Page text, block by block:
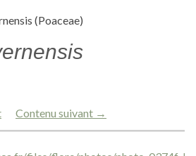
(Poaceae)
Contenu suivant →